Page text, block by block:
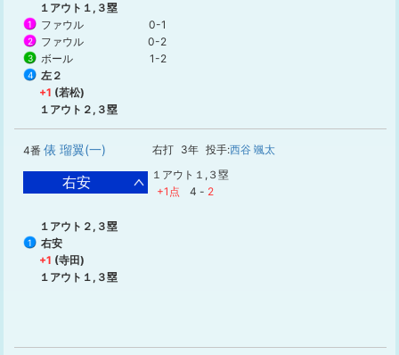
１アウト１,３塁
1 ファウル 0-1
2 ファウル 0-2
3 ボール 1-2
4
左２
+1 (若松)
１アウト２,３塁
4番 俵 瑠翼(一) 右打 3年 投手:西谷 颯太
右安
１アウト１,３塁
+1点
4 - 2
１アウト２,３塁
1
右安
+1 (寺田)
１アウト１,３塁